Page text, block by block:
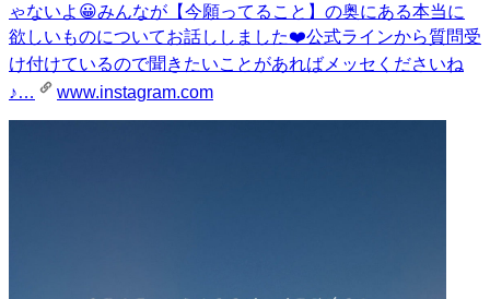
ゃないよ😀みんなが【今願ってること】の奥にある本当に
欲しいものについてお話ししました❤️公式ラインから質問受
け付けているので聞きたいことがあればメッセくださいね
♪…
www.instagram.com